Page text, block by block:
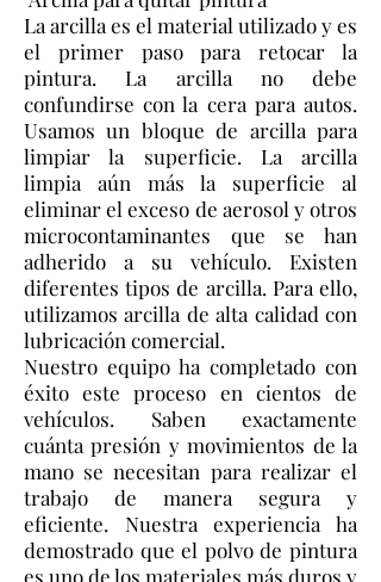
La arcilla es el material utilizado y es
el primer paso para retocar la
pintura. La arcilla no debe
confundirse con la cera para autos.
Usamos un bloque de arcilla para
limpiar la superficie. La arcilla
limpia aún más la superficie al
eliminar el exceso de aerosol y otros
microcontaminantes que se han
adherido a su vehículo. Existen
diferentes tipos de arcilla. Para ello,
utilizamos arcilla de alta calidad con
lubricación comercial.
Nuestro equipo ha completado con
éxito este proceso en cientos de
vehículos. Saben exactamente
cuánta presión y movimientos de la
mano se necesitan para realizar el
trabajo de manera segura y
eficiente. Nuestra experiencia ha
demostrado que el polvo de pintura
es uno de los materiales más duros y